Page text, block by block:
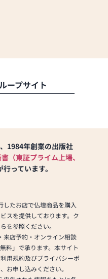
ープサイト
1984年創業の出版社
（東証プライム上場、
行っています。
たお店で仏壇商品を購入
スを提供しております。ク
を参照ください。
来店予約・オンライン相談
料」で承ります。本サイト
用規約及びプライバシーポ
お申し込みください。